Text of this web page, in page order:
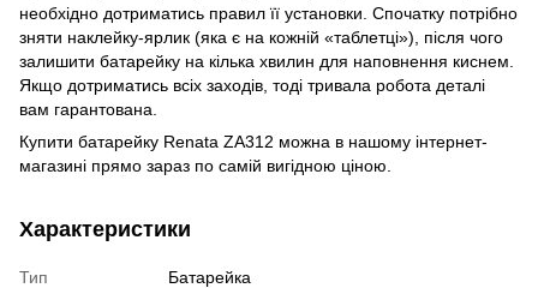
необхідно дотриматись правил її установки. Спочатку потрібно
зняти наклейку-ярлик (яка є на кожній «таблетці»), після чого
залишити батарейку на кілька хвилин для наповнення киснем.
Якщо дотриматись всіх заходів, тоді тривала робота деталі
вам гарантована.
Купити батарейку Renata ZA312 можна в нашому інтернет-
магазині прямо зараз по самій вигідною ціною.
Характеристики
Тип
Батарейка